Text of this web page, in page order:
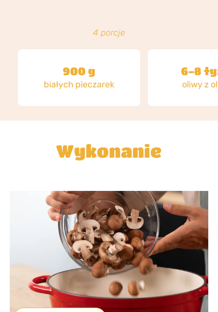
4 porcje
900 g
białych pieczarek
6-8
oliwy z
Wykonanie